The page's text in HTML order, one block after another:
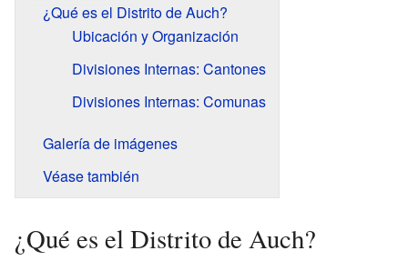
¿Qué es el Distrito de Auch?
Ubicación y Organización
Divisiones Internas: Cantones
Divisiones Internas: Comunas
Galería de imágenes
Véase también
¿Qué es el Distrito de Auch?